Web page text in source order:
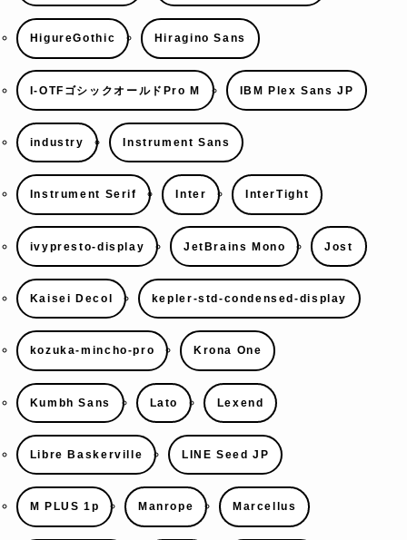
HigureGothic Hiragino Sans
I-OTFゴシックオールドPro M IBM Plex Sans JP
industry Instrument Sans
Instrument Serif Inter InterTight
ivypresto-display JetBrains Mono Jost
Kaisei Decol kepler-std-condensed-display
kozuka-mincho-pro Krona One
Kumbh Sans Lato Lexend
Libre Baskerville LINE Seed JP
M PLUS 1p Manrope Marcellus